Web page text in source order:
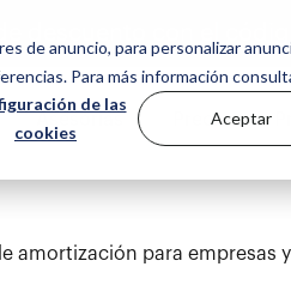
de anuncio, para personalizar
Para más información
de las
cookies
Aceptar
Asesorías Precios
amortización para empresas